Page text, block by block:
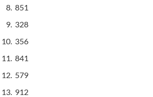
851
328
356
841
579
912